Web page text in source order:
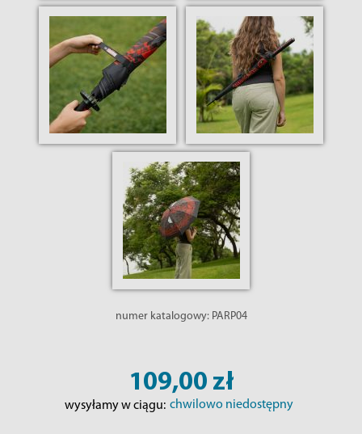
numer katalogowy: PARP04
109,00 zł
wysyłamy w ciągu: chwilowo niedostępny